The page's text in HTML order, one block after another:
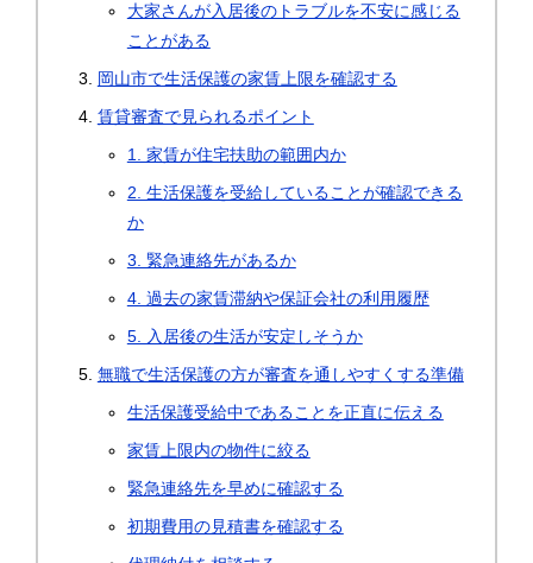
大家さんが入居後のトラブルを不安に感じる
ことがある
岡山市で生活保護の家賃上限を確認する
賃貸審査で見られるポイント
1. 家賃が住宅扶助の範囲内か
2. 生活保護を受給していることが確認できる
か
3. 緊急連絡先があるか
4. 過去の家賃滞納や保証会社の利用履歴
5. 入居後の生活が安定しそうか
無職で生活保護の方が審査を通しやすくする準備
生活保護受給中であることを正直に伝える
家賃上限内の物件に絞る
緊急連絡先を早めに確認する
初期費用の見積書を確認する